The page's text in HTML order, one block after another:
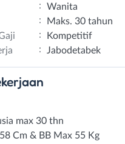
:
Wanita
:
Maks. 30 tahun
:
Kompetitif
: Jabodetabek
max 30 thn
Cm & BB Max 55 Kg